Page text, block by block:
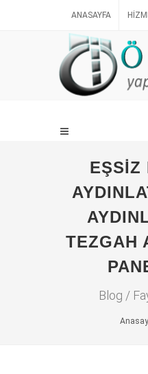
ANASAYFA
EŞSIZ
TEZGAH
Blog /